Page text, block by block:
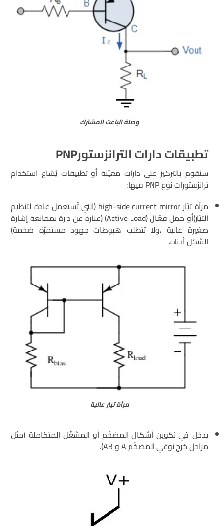
وصلة الباعث المشترك
تطبيقات دارات الترانزستورPNP
سنقوم بالتركيز على دارات معيّنة أو تطبيقات يُشاع استخدام
ترانزستورات نوع PNP فيها:
مرآة تيّار high-side current mirror (التي تُستعمل عادة لتنظيم
التيّار)أو حمل فعّال (Active Load) (عبارة عن دارة بممانعة إشارة
صغيرة عالية ،ولا تتطلب هبوطات جهود مستمرّة ضخمة)
الشكل أدناه.
مرآة تيار عالية
يدخل في تكوين أشكال المضخّم أو المشغّل المتكاملة (مثل
مراحل خرج نوعَي المضخّم A و AB).